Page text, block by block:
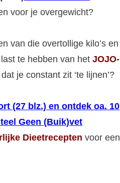
voor je overgewicht?
van die overtollige kilo’s en
te hebben van het JOJO-
je constant zit ‘te lijnen’?
(27 blz.) en ontdek oa. 10
Geen (Buik)vet
Dieetrecepten voor een